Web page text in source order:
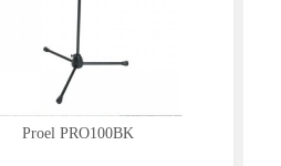
Proel PRO100BK